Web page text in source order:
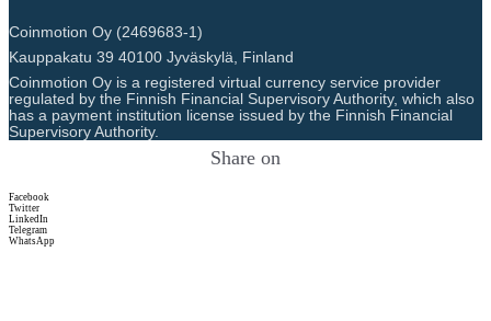
Coinmotion Oy (2469683-1)
Kauppakatu 39 40100 Jyväskylä, Finland
Coinmotion Oy is a registered virtual currency service provider
regulated by the Finnish Financial Supervisory Authority, which also
has a payment institution license issued by the Finnish Financial
Supervisory Authority.
Share on
Facebook
Twitter
LinkedIn
Telegram
WhatsApp